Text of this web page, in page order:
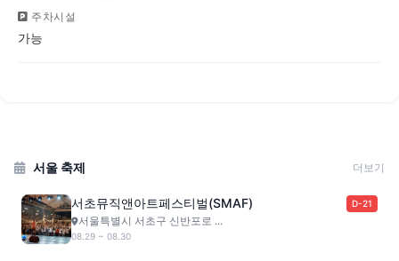
주차시설
가능
서울 축제 더보기
서초뮤직앤아트페스티벌(SMAF) D-21
서울특별시 서초구 신반포로 ...
08.29 ~ 08.30